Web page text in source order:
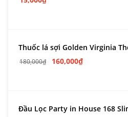
Thuốc lá sợi Golden Virginia
180,000₫ 160,000₫
Đầu Lọc Party in House 168